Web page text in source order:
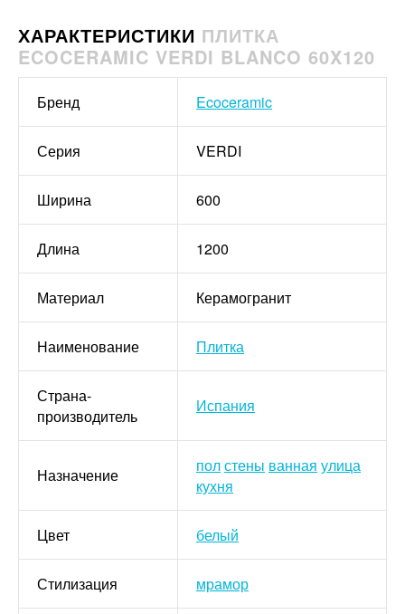
ХАРАКТЕРИСТИКИ ПЛИТКА
ECOCERAMIC VERDI BLANCO 60X120
Бренд Ecoceramic
Серия VERDI
Ширина 600
Длина 1200
Материал Керамогранит
Наименование Плитка
Страна-
производитель
Испания
Назначение полстены ванная улица
кухня
Цвет белый
Стилизация мрамор